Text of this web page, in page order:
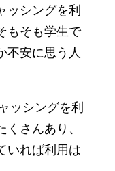
ッシングを利
もそも学生で
不安に思う人
ッシングを利
さんあり、
いれば利用は